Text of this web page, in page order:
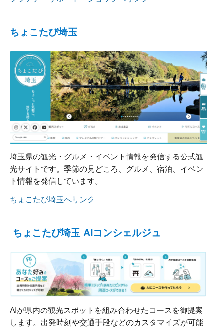
ちょこたび埼玉
埼玉県の観光・グルメ・イベント情報を発信する公式観
光サイトです。季節の見どころ、グルメ、宿泊、イベン
ト情報を発信しています。
ちょこたび埼玉へリンク
ちょこたび埼玉 AIコンシェルジュ
AIが県内の観光スポットを組み合わせたコースを御提案
します。出発時刻や交通手段などのカスタマイズが可能